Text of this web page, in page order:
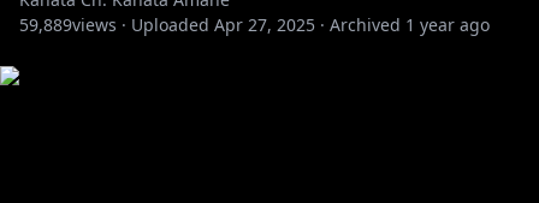
59,889views · Uploaded Apr 27, 2025 · Archived 1 year ago